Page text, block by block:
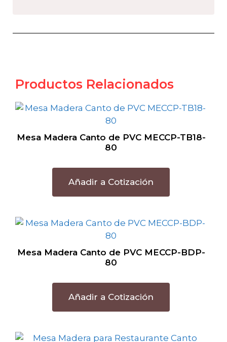
Productos Relacionados
Mesa Madera Canto de PVC MECCP-TB18-
80
Añadir a Cotización
Mesa Madera Canto de PVC MECCP-BDP-
80
Añadir a Cotización